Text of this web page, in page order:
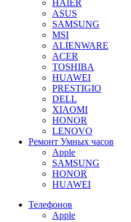
HAIER
ASUS
SAMSUNG
MSI
ALIENWARE
ACER
TOSHIBA
HUAWEI
PRESTIGIO
DELL
XIAOMI
HONOR
LENOVO
Ремонт Умных часов
Apple
SAMSUNG
HONOR
HUAWEI
Телефонов
Apple